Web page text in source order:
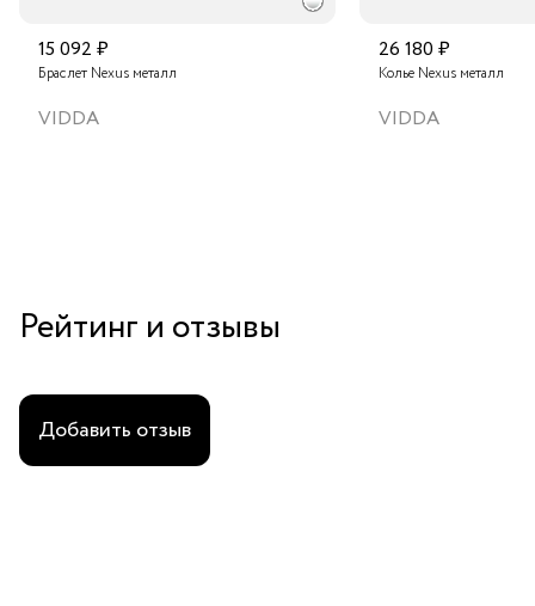
15 092 ₽
Браслет Nexus металл
VIDDA
26 180 ₽
Колье Nexus металл
VIDDA
Рейтинг и отзывы
Добавить отзыв